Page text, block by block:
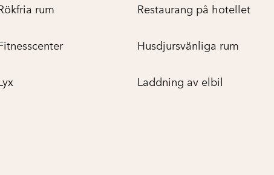
rum Restaurang på hotellet
Husdjursvänliga rum
Laddning av elbil